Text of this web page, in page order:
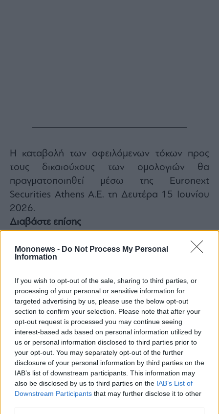
Mononews - Do Not Process My Personal
Information
If you wish to opt-out of the sale, sharing to third parties, or
processing of your personal or sensitive information for
targeted advertising by us, please use the below opt-out
section to confirm your selection. Please note that after your
opt-out request is processed you may continue seeing
interest-based ads based on personal information utilized by
us or personal information disclosed to third parties prior to
your opt-out. You may separately opt-out of the further
disclosure of your personal information by third parties on the
IAB’s list of downstream participants. This information may
also be disclosed by us to third parties on the IAB’s List of
Downstream Participants that may further disclose it to other
Η καταβολή των οφειλόμενων τόκων προς
τους δικαιούχους των ομολογιών θα
πραγματοποιηθεί μέσω της Euronext
Securities Athens A.E. τη Δευτέρα 15 Ιουνίου
2026.
Διαβάστε επίσης
μερίσματος €0,38 ανά μετοχή
ΠΑΟΚ: Ο Αγησίλαος Τουμαζάτος νέος CEO
της ασπρόμαυρης ΠΑΕ